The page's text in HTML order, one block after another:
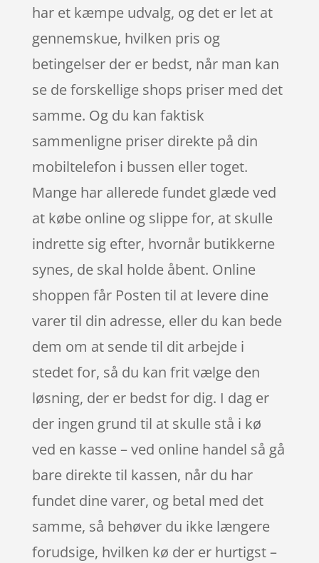
har et kæmpe udvalg, og det er let at
gennemskue, hvilken pris og
betingelser der er bedst, når man kan
se de forskellige shops priser med det
samme. Og du kan faktisk
sammenligne priser direkte på din
mobiltelefon i bussen eller toget.
Mange har allerede fundet glæde ved
at købe online og slippe for, at skulle
indrette sig efter, hvornår butikkerne
synes, de skal holde åbent. Online
shoppen får Posten til at levere dine
varer til din adresse, eller du kan bede
dem om at sende til dit arbejde i
stedet for, så du kan frit vælge den
løsning, der er bedst for dig. I dag er
der ingen grund til at skulle stå i kø
ved en kasse – ved online handel så gå
bare direkte til kassen, når du har
fundet dine varer, og betal med det
samme, så behøver du ikke længere
forudsige, hvilken kø der er hurtigst –